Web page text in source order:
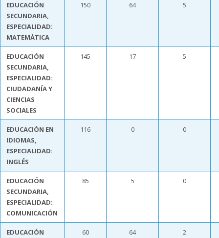
EDUCACIÓN
SECUNDARIA,
ESPECIALIDAD:
MATEMÁTICA
150 64 5
EDUCACIÓN
SECUNDARIA,
ESPECIALIDAD:
CIUDADANÍA Y
CIENCIAS
SOCIALES
145 17 5
EDUCACIÓN EN
IDIOMAS,
ESPECIALIDAD:
INGLÉS
116 0 0
EDUCACIÓN
SECUNDARIA,
ESPECIALIDAD:
COMUNICACIÓN
85 5 0
EDUCACIÓN
60 64 2